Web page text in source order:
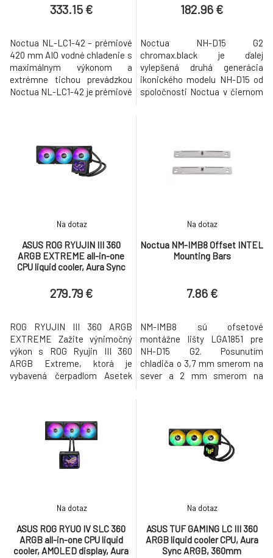
333.15 €
Noctua NL-LC1-42 – prémiové
420 mm AIO vodné chladenie s
maximálnym výkonom a
extrémne tichou prevádzkou
Noctua NL-LC1-42 je prémiové
Táto platforma predstavuje
špičku medzi AIO riešeniami a
ponúka výnimočnú tepelnú
182.96 €
Noctua NH-D15 G2
chromax.black je ďalej
vylepšená druhá generácia
ikonického modelu NH-D15 od
spoločnosti Noctua v čiernom
otáčok, ôsmim tepelným
trubiciam a asymetrickým
rebrovým komínom, ktoré boli
ASUS ROG RYUJIN III 360
ARGB EXTREME all-in-one
CPU liquid cooler, Aura Sync
Na dotaz
279.79 €
ROG RYUJIN III 360 ARGB
EXTREME Zažite výnimočný
výkon s ROG Ryujin III 360
ARGB Extreme, ktorá je
vybavená čerpadlom Asetek
výkonu procesorov AMD AM5
9000 Series a Intel® Core™
Ultra. Toto pokročilé chladiace
riešenie obsahuje zabudovaný
Noctua NM-IMB8 Offset INTEL
Mounting Bars
Na dotaz
7.86 €
NM-IMB8 sú ofsetové
montážne lišty LGA1851 pre
NH-D15 G2. Posunutím
chladiča o 3,7 mm smerom na
sever a 2 mm smerom na
ako sú Core® Ultra 9 285K alebo
Core Ultra 7 265K. Tento
vylepšený kontakt presne v
ASUS ROG RYUO IV SLC 360
ARGB all-in-one CPU liquid
cooler, AMOLED display, Aura
Na dotaz
ASUS TUF GAMING LC III 360
ARGB liquid cooler CPU, Aura
Sync ARGB, 360mm
Na dotaz